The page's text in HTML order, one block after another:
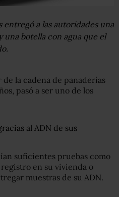
entregó a las autoridades una
una botella con agua que el
la cadena de panaderías
pasó a ser uno de los
al ADN de sus
suficientes pruebas como
en su vivienda o
muestras de su ADN.